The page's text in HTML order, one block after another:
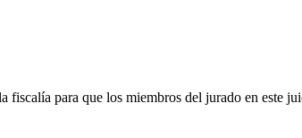
para que los miembros del jurado en este